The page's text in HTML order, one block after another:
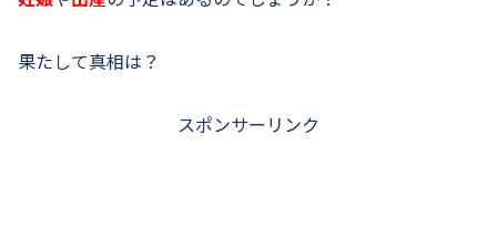
果たして真相は？
スポンサーリンク